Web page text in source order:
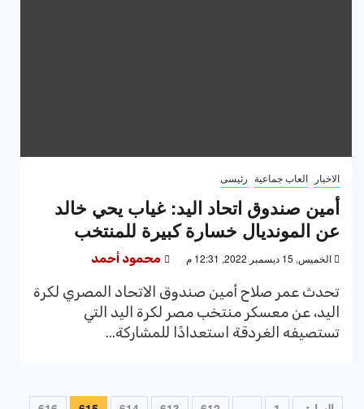
الاخبار العاب جماعية رئيسى
أمين صندوق اتحاد اليد: غياب يحي خالد
عن المونديال خسارة كبيرة للمنتخب
الخميس, 15 ديسمبر 2022, 12:31 م محمود أحمد
تحدث عمر صلاح أمين صندوق الاتحاد المصري لكرة
اليد، عن معسكر منتخب مصر لكرة اليد التي
تستصيفه الغردقة استعدادًا للمشاركة...